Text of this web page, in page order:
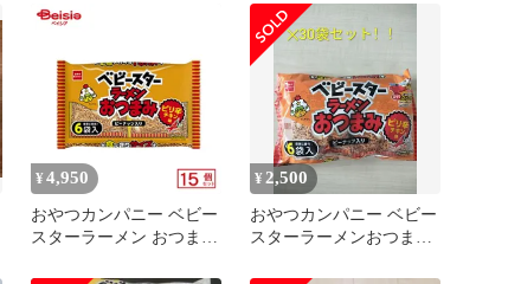
¥ 4,950
おやつカンパニー ベビー
スターラーメン おつまみ
¥ 2,500
おやつカンパニー ベビー
スターラーメンおつまみ